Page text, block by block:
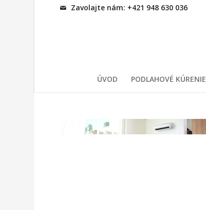
Zavolajte nám: +421 948 630 036
ÚVOD PODLAHOVÉ KÚRENIE